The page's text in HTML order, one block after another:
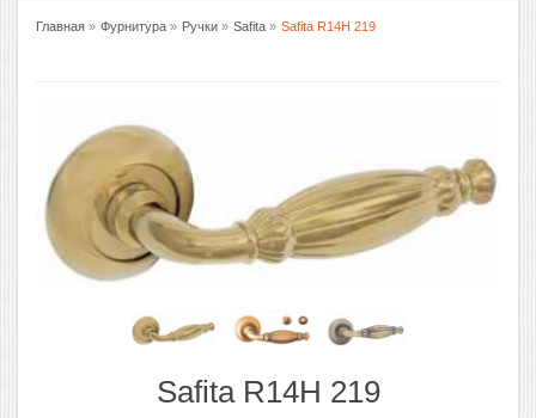
Главная » Фурнитура » Ручки » Safita » Safita R14H 219
Safita R14H 219